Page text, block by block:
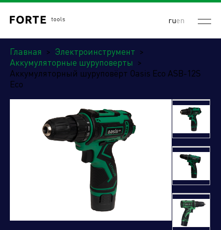
ruen
Главная > Электроинструмент >
Аккумуляторные шуруповерты >
Аккумуляторный шуруповёрт Oasis Eco ASB-12S
Eco